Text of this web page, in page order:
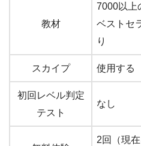
教材
7000以上
ベストセ
り
スカイプ 使用する
初回レベル判定
テスト
なし
2回（現